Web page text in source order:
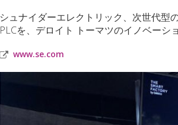
シュナイダーエレクトリック、次世代型
PLCを、デロイト トーマツのイノベーシ
www.se.com